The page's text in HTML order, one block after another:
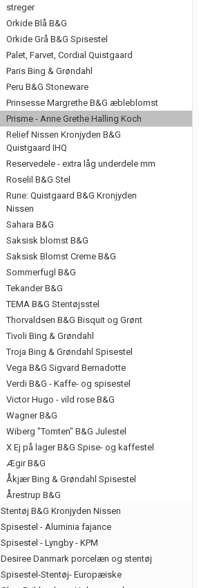
streger
Orkide Blå B&G
Orkide Grå B&G Spisestel
Palet, Farvet, Cordial Quistgaard
Paris Bing & Grøndahl
Peru B&G Stoneware
Prinsesse Margrethe B&G æbleblomst
Prisme - Anne Grethe Halling Koch
Relief Nissen Kronjyden B&G
Quistgaard IHQ
Reservedele - extra låg underdele mm
Roselil B&G Stel
Rune: Quistgaard B&G Kronjyden
Nissen
Sahara B&G
Saksisk blomst B&G
Saksisk Blomst Creme B&G
Sommerfugl B&G
Tekander B&G
TEMA B&G Stentøjsstel
Thorvaldsen B&G Bisquit og Grønt
Tivoli Bing & Grøndahl
Troja Bing & Grøndahl Spisestel
Vega B&G Sigvard Bernadotte
Verdi B&G - Kaffe- og spisestel
Victor Hugo - vild rose B&G
Wagner B&G
Wiberg "Tomten" B&G Julestel
X Ej på lager B&G Spise- og kaffestel
Ægir B&G
Åkjær Bing & Grøndahl Spisestel
Årestrup B&G
Stentøj B&G Kronjyden Nissen
Spisestel - Aluminia fajance
Spisestel - Lyngby - KPM
Desiree Danmark porcelæn og stentøj
Spisestel-Stentøj- Europæiske